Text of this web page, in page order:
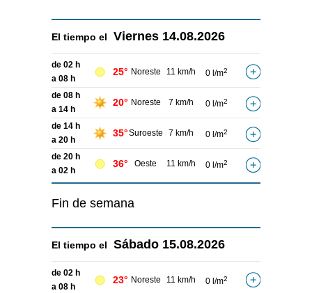
El tiempo el Viernes 14.08.2026
de 02 h
a 08 h
25° Noreste 11 km/h 0 l/m2
de 08 h
a 14 h
20° Noreste 7 km/h 0 l/m2
de 14 h
a 20 h
35°Suroeste 7 km/h 0 l/m2
de 20 h
a 02 h
36° Oeste 11 km/h 0 l/m2
Fin de semana
El tiempo el Sábado 15.08.2026
de 02 h
a 08 h
23° Noreste 11 km/h 0 l/m2